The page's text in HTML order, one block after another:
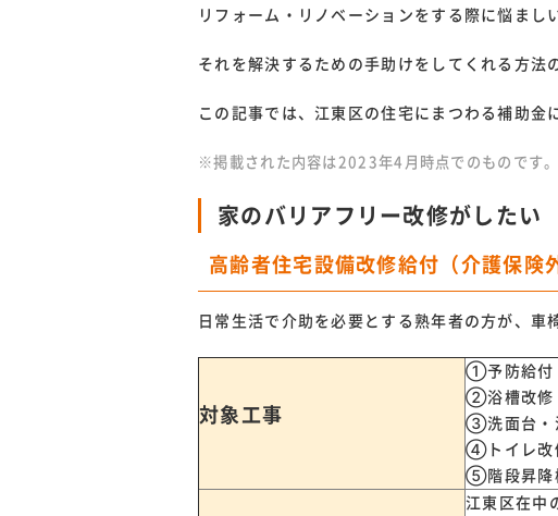
リフォーム・リノベーションをする際に悩まし
それを解決するための手助けをしてくれる方法
この記事では、江東区の住宅にまつわる補助金
※掲載された内容は2023年4月時点でのものです
家のバリアフリー改修がしたい
高齢者住宅設備改修給付（介護保険
日常生活で介助を必要とする熟年者の方が、車
対象工事
①予防給付
②浴槽改修
③洗面台・
④トイレ改
⑤階段昇降
江東区在中